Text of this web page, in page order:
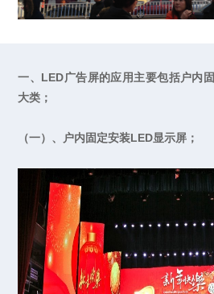
一、LED广告屏的应用主要包括户内
大类；
（一）、户内固定安装LED显示屏；